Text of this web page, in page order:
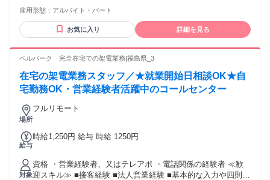
雇用形態： アルバイト・パート
お気に入り 詳細を見る
ベルパーク 完全在宅での架電業務|福島県_3
在宅の架電業務スタッフ／★就業開始日相談OK★自
宅勤務OK・営業経験者活躍中のコールセンター
場所
フルリモート
給与
時給1,250円 給与 時給 1250円
対象
資格 ・営業経験者、又はテレアポ ・電話関係の経験者 ≪歓
迎スキル≫ ■接客経験 ■法人営業経験 ■基本的な入力や四則計